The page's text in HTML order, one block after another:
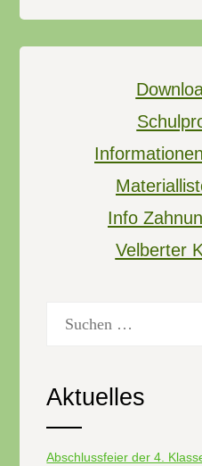
Info
Velberter
nach:
Aktuelles
Abschlussfeier der 4.